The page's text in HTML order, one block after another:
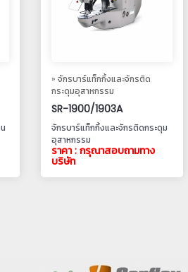
» จักรบาร์แท็กกิ้งและจักรติด
กระดุมอุสาหกรรม
SR-1900/1903A
จักรบาร์แท็กกิ้งและจักรติดกระดุม
อุสาหกรรม
ราคา : กรุณาสอบถามทาง
บริษัท